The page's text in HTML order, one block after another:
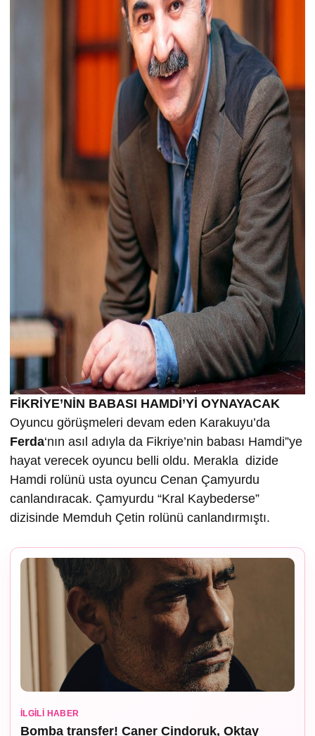
FİKRİYE’NİN BABASI HAMDİ’Yİ OYNAYACAK
Oyuncu görüşmeleri devam eden Karakuyu’da
Ferda‘nın asıl adıyla da Fikriye’nin babası Hamdi”ye
hayat verecek oyuncu belli oldu. Merakla dizide
Hamdi rolünü usta oyuncu Cenan Çamyurdu
canlandıracak. Çamyurdu “Kral Kaybederse”
dizisinde Memduh Çetin rolünü canlandırmıştı.
İLGILI HABER
Bomba transfer! Caner Cindoruk, Oktay